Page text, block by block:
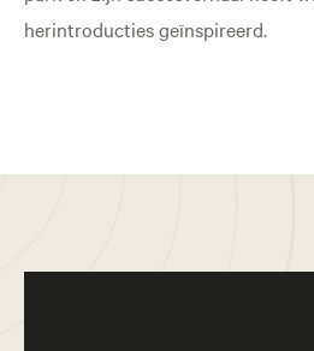
herintroducties geïnspireerd.